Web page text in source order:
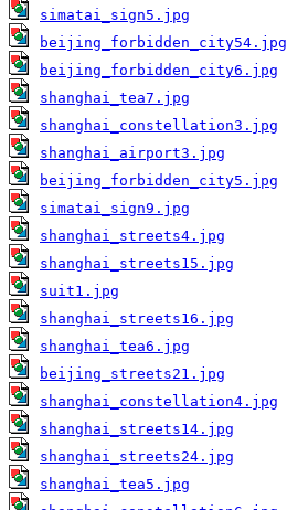
simatai_sign5.jpg
beijing_forbidden_city54.jpg
beijing_forbidden_city6.jpg
shanghai_tea7.jpg
shanghai_constellation3.jpg
shanghai_airport3.jpg
beijing_forbidden_city5.jpg
simatai_sign9.jpg
shanghai_streets4.jpg
shanghai_streets15.jpg
suit1.jpg
shanghai_streets16.jpg
shanghai_tea6.jpg
beijing_streets21.jpg
shanghai_constellation4.jpg
shanghai_streets14.jpg
shanghai_streets24.jpg
shanghai_tea5.jpg